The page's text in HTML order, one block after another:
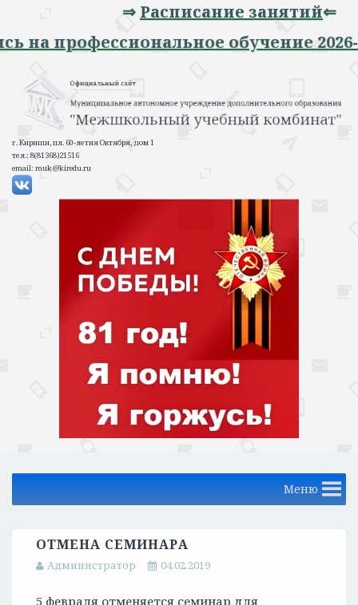
⇒Расписание занятий
на профессиональное обучение
г. Кириши, пл. 60-летия Октября, дом 1
тел.: 8(81368)21516
email: muk@kiredu.ru
Меню
ОТМЕНА СЕМИНАРА
Администратор 04.02.2019
5 февраля отменяется семинар для